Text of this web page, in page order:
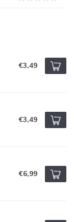
€3,49
€3,49
€6,99